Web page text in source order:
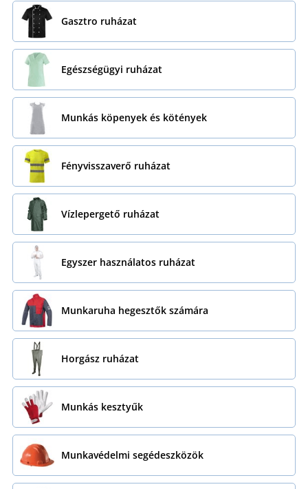
Gasztro ruházat
Egészségügyi ruházat
Munkás köpenyek és kötények
Fényvisszaverő ruházat
Vízlepergető ruházat
Egyszer használatos ruházat
Munkaruha hegesztők számára
Horgász ruházat
Munkás kesztyűk
Munkavédelmi segédeszközök